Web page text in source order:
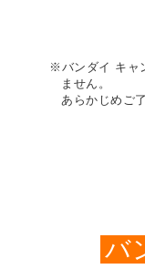
※バンダイ キャ
ません。
あらかじめご
バ